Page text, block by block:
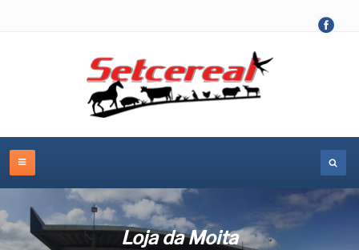
Loja da Moita